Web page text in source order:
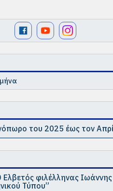
του 2025 έως τον
φιλέλληνας
Τύπου”